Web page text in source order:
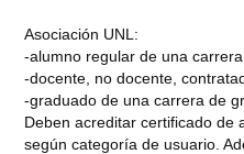
Asociación UNL:
-alumno regular de una
-docente, no docente,
-graduado de una carrera de
Deben acreditar certificado de
según categoría de usuario.